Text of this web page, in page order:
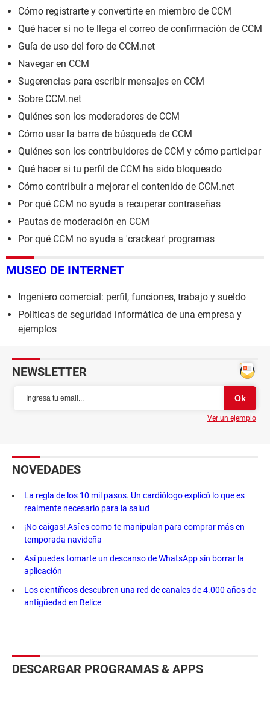
Cómo registrarte y convertirte en miembro de CCM
Qué hacer si no te llega el correo de confirmación de CCM
Guía de uso del foro de CCM.net
Navegar en CCM
Sugerencias para escribir mensajes en CCM
Sobre CCM.net
Quiénes son los moderadores de CCM
Cómo usar la barra de búsqueda de CCM
Quiénes son los contribuidores de CCM y cómo participar
Qué hacer si tu perfil de CCM ha sido bloqueado
Cómo contribuir a mejorar el contenido de CCM.net
Por qué CCM no ayuda a recuperar contraseñas
Pautas de moderación en CCM
Por qué CCM no ayuda a 'crackear' programas
MUSEO DE INTERNET
Ingeniero comercial: perfil, funciones, trabajo y sueldo
Políticas de seguridad informática de una empresa y
ejemplos
NEWSLETTER
Ver un ejemplo
NOVEDADES
La regla de los 10 mil pasos. Un cardiólogo explicó lo que es
realmente necesario para la salud
¡No caigas! Así es como te manipulan para comprar más en
temporada navideña
Así puedes tomarte un descanso de WhatsApp sin borrar la
aplicación
Los científicos descubren una red de canales de 4.000 años de
antigüedad en Belice
DESCARGAR PROGRAMAS & APPS